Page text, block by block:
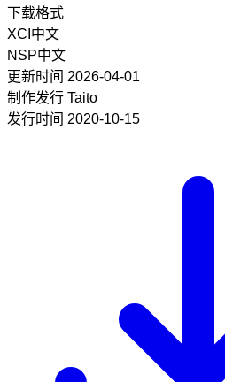
下载格式
XCI 中文
NSP中文
更新时间 2026-04-01
制作发行 Taito
发行时间 2020-10-15